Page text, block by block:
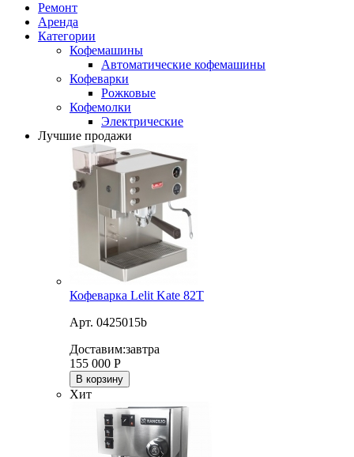
Ремонт
Аренда
Категории
Кофемашины
Автоматические кофемашины
Кофеварки
Рожковые
Кофемолки
Электрические
Лучшие продажи
Кофеварка Lelit Kate 82T
Арт. 0425015b
Доставим:завтра
155 000 Р
В корзину
Хит